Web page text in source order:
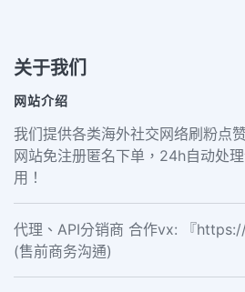
关于我们
网站介绍
我们提供各类海外社交网络刷粉点
网站免注册匿名下单，24h自动处
用！
代理、API分销商 合作vx: 『
(售前商务沟通)